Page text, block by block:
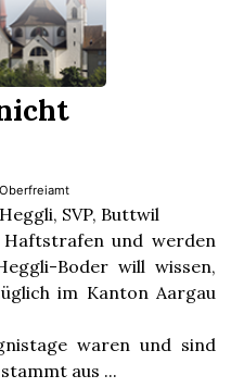
SVP, Buttwil
und werden
Boder will wissen,
im Kanton Aargau
waren und sind
aus ...